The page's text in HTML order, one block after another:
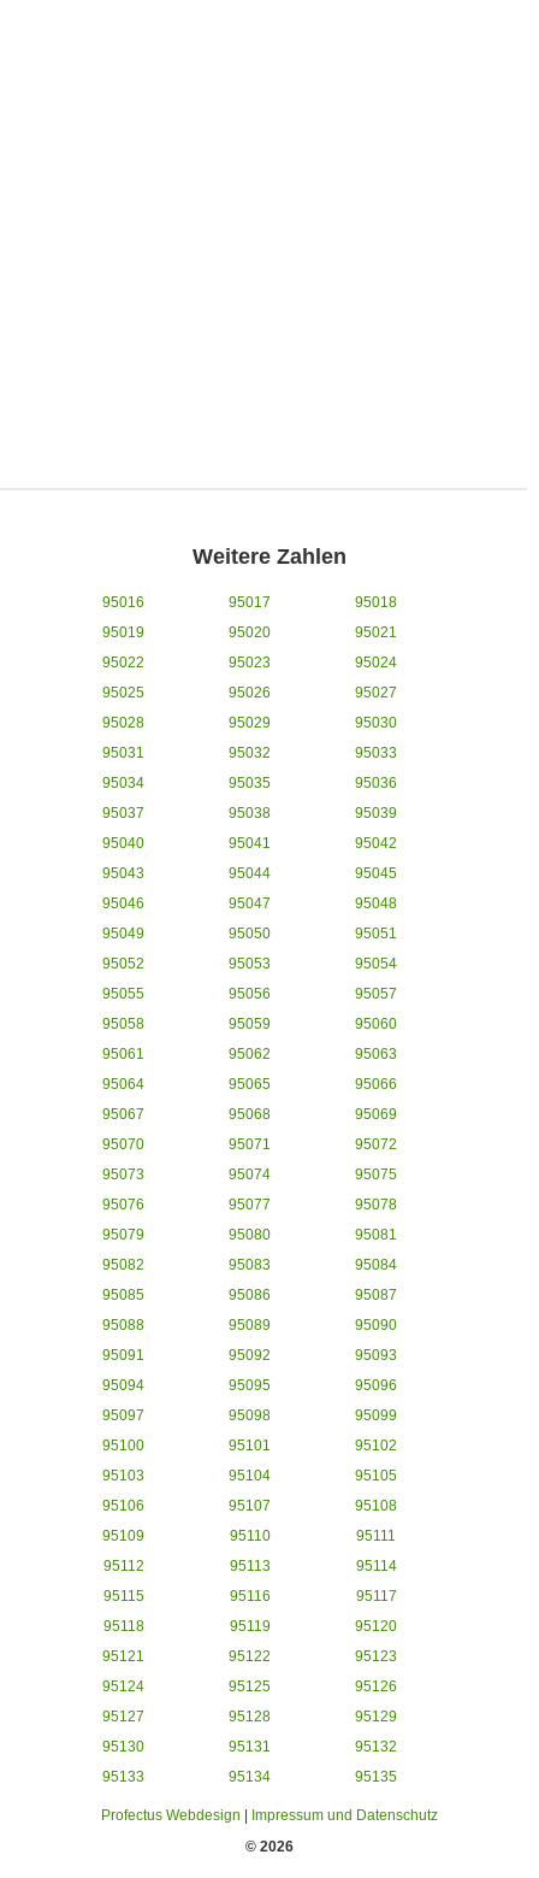
Weitere Zahlen
95016 95017
95018
95019
95020
95021
95022
95023
95024
95025
95026
95027
95028
95029
95030
95031
95032
95033
95034
95035
95036
95037
95038
95039
95040
95041
95042
95043
95044
95045
95046
95047
95048
95049
95050
95051
95052
95053
95054
95055
95056
95057
95058
95059
95060
95061
95062
95063
95064
95065
95066
95067
95068
95069
95070
95071
95072
95073
95074
95075
95076
95077
95078
95079
95080
95081
95082
95083
95084
95085
95086
95087
95088
95089
95090
95091
95092
95093
95094
95095
95096
95097
95098
95099
95100
95101
95102
95103
95104
95105
95106
95107
95108
95109
95110
95111
95112
95113
95114
95115
95116
95117
95118
95119
95120
95121
95122
95123
95124
95125
95126
95127
95128
95129
95130
95131
95132
95133
95134 95135
Profectus Webdesign
Impressum und Datenschutz
© 2026